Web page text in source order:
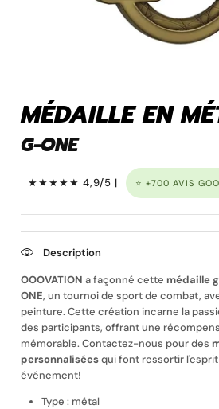
MÉDAILLE EN
G-ONE
★★★★★ 4,9/5 | ⭐ +700 AVIS
Description
OOOVATION a façonné cette médaille
ONE, un tournoi de sport de combat,
peinture. Cette création incarne la
des participants, offrant une
mémorable. Contactez-nous pour des
personnaliséesqui font ressortir
événement!
Type : métal